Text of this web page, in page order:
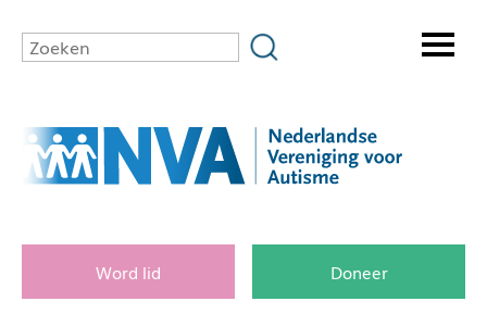
Word lid Doneer